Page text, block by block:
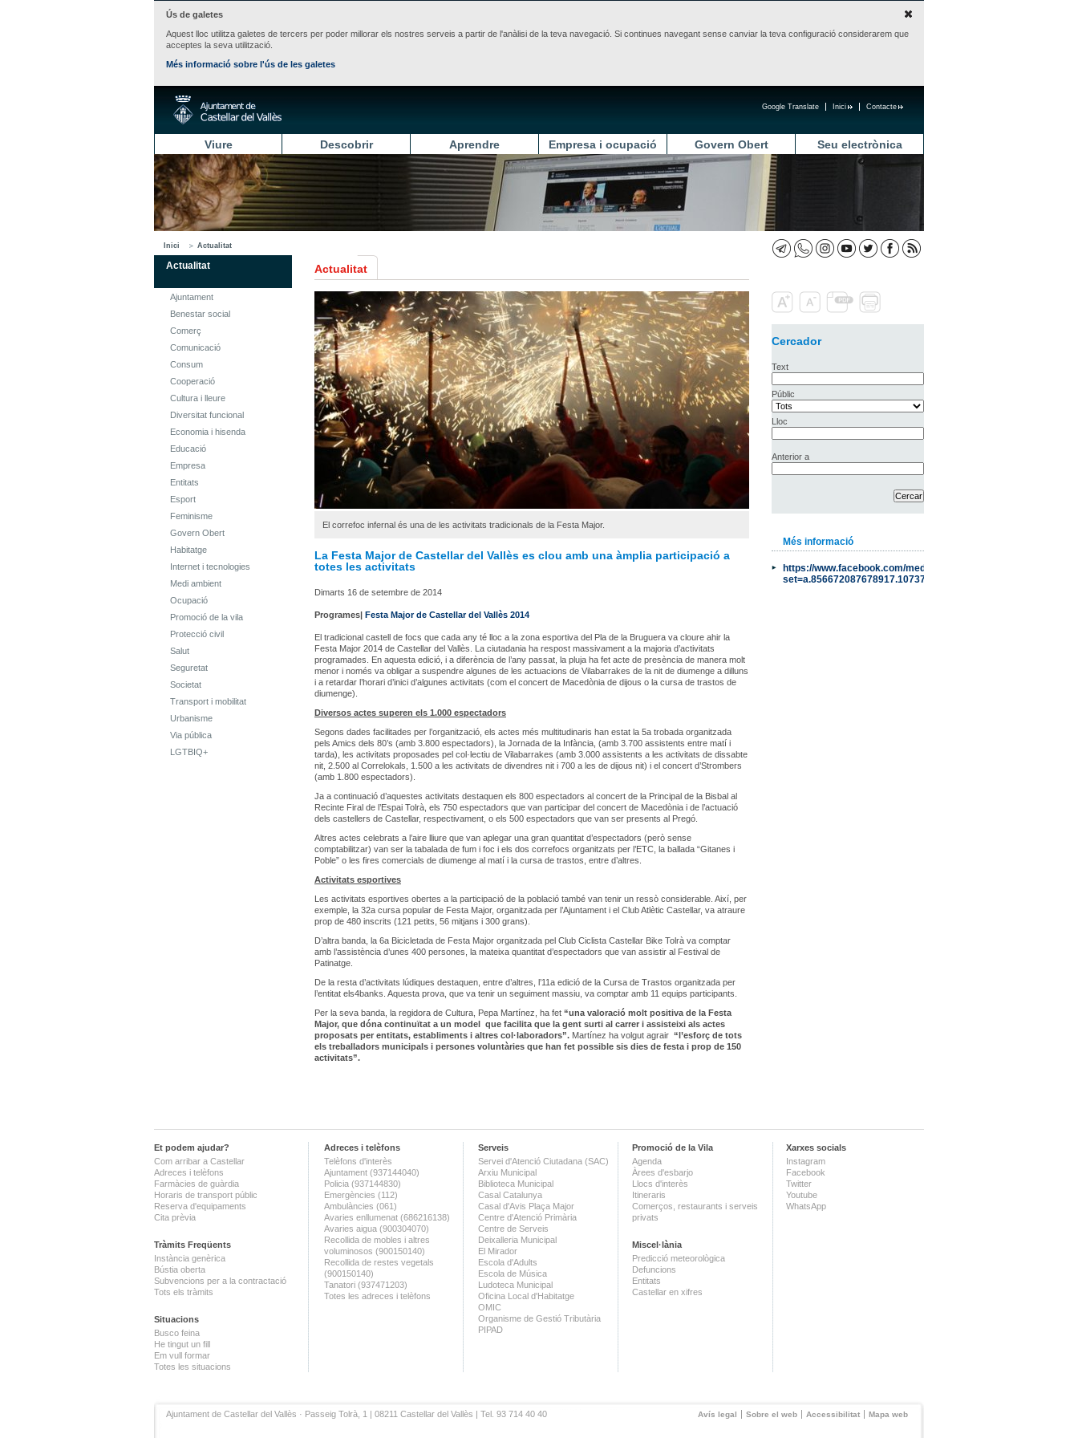
Ús de galetes
Aquest lloc utilitza galetes de tercers per poder millorar els nostres serveis a partir de l'anàlisi de la teva navegació. Si continues navegant sense canviar la teva configuració considerarem que
acceptes la seva utilització.
Més informació sobre l'ús de les galetes
Contacte
Inici
Google Translate
Viure Descobrir Aprendre Empresa i ocupació Govern Obert Seu electrònica
Inici Actualitat
Actualitat
Ajuntament
Benestar social
Comerç
Comunicació
Consum
Cooperació
Cultura i lleure
Diversitat funcional
Economia i hisenda
Educació
Empresa
Entitats
Esport
Feminisme
Govern Obert
Habitatge
Internet i tecnologies
Medi ambient
Ocupació
Promoció de la vila
Protecció civil
Salut
Seguretat
Societat
Transport i mobilitat
Urbanisme
Via pública
LGTBIQ+
Actualitat
El correfoc infernal és una de les activitats tradicionals de la Festa Major.
La Festa Major de Castellar del Vallès es clou amb una àmplia participació a
totes les activitats
Dimarts 16 de setembre de 2014
Programes| Festa Major de Castellar del Vallès 2014
El tradicional castell de focs que cada any té lloc a la zona esportiva del Pla de la Bruguera va cloure ahir la
Festa Major 2014 de Castellar del Vallès. La ciutadania ha respost massivament a la majoria d’activitats
programades. En aquesta edició, i a diferència de l’any passat, la pluja ha fet acte de presència de manera molt
menor i només va obligar a suspendre algunes de les actuacions de Vilabarrakes de la nit de diumenge a dilluns
i a retardar l’horari d’inici d’algunes activitats (com el concert de Macedònia de dijous o la cursa de trastos de
diumenge).
Diversos actes superen els 1.000 espectadors
Segons dades facilitades per l’organització, els actes més multitudinaris han estat la 5a trobada organitzada
pels Amics dels 80’s (amb 3.800 espectadors), la Jornada de la Infància, (amb 3.700 assistents entre matí i
tarda), les activitats proposades pel col·lectiu de Vilabarrakes (amb 3.000 assistents a les activitats de dissabte
nit, 2.500 al Correlokals, 1.500 a les activitats de divendres nit i 700 a les de dijous nit) i el concert d’Strombers
(amb 1.800 espectadors).
Ja a continuació d’aquestes activitats destaquen els 800 espectadors al concert de la Principal de la Bisbal al
Recinte Firal de l’Espai Tolrà, els 750 espectadors que van participar del concert de Macedònia i de l’actuació
dels castellers de Castellar, respectivament, o els 500 espectadors que van ser presents al Pregó.
Altres actes celebrats a l’aire lliure que van aplegar una gran quantitat d’espectadors (però sense
comptabilitzar) van ser la tabalada de fum i foc i els dos correfocs organitzats per l’ETC, la ballada “Gitanes i
Poble” o les fires comercials de diumenge al matí i la cursa de trastos, entre d’altres.
Activitats esportives
Les activitats esportives obertes a la participació de la població també van tenir un ressò considerable. Així, per
exemple, la 32a cursa popular de Festa Major, organitzada per l’Ajuntament i el Club Atlètic Castellar, va atraure
prop de 480 inscrits (121 petits, 56 mitjans i 300 grans).
D’altra banda, la 6a Bicicletada de Festa Major organitzada pel Club Ciclista Castellar Bike Tolrà va comptar
amb l’assistència d’unes 400 persones, la mateixa quantitat d’espectadors que van assistir al Festival de
Patinatge.
De la resta d’activitats lúdiques destaquen, entre d’altres, l’11a edició de la Cursa de Trastos organitzada per
l’entitat els4banks. Aquesta prova, que va tenir un seguiment massiu, va comptar amb 11 equips participants.
Per la seva banda, la regidora de Cultura, Pepa Martínez, ha fet “una valoració molt positiva de la Festa
Major, que dóna continuïtat a un model que facilita que la gent surti al carrer i assisteixi als actes
proposats per entitats, establiments i altres col·laboradors”. Martínez ha volgut agrair “l’esforç de tots
els treballadors municipals i persones voluntàries que han fet possible sis dies de festa i prop de 150
activitats”.
Cercador
Text
Públic
Lloc
Anterior a
Més informació
https://www.facebook.com/media/set/?
set=a.856672087678917.1073741837.571346409544821&type=1
Et podem ajudar?
Com arribar a Castellar
Adreces i telèfons
Farmàcies de guàrdia
Horaris de transport públic
Reserva d'equipaments
Cita prèvia
Tràmits Freqüents
Instància genèrica
Bústia oberta
Subvencions per a la contractació
Tots els tràmits
Situacions
Busco feina
He tingut un fill
Em vull formar
Totes les situacions
Adreces i telèfons
Telèfons d'interès
Ajuntament (937144040)
Policia (937144830)
Emergències (112)
Ambulàncies (061)
Avaries enllumenat (686216138)
Avaries aigua (900304070)
Recollida de mobles i altres
voluminosos (900150140)
Recollida de restes vegetals
(900150140)
Tanatori (937471203)
Totes les adreces i telèfons
Serveis
Servei d'Atenció Ciutadana (SAC)
Arxiu Municipal
Biblioteca Municipal
Casal Catalunya
Casal d'Avis Plaça Major
Centre d'Atenció Primària
Centre de Serveis
Deixalleria Municipal
El Mirador
Escola d'Adults
Escola de Música
Ludoteca Municipal
Oficina Local d'Habitatge
OMIC
Organisme de Gestió Tributària
PIPAD
Promoció de la Vila
Agenda
Àrees d'esbarjo
Llocs d'interès
Itineraris
Comerços, restaurants i serveis
privats
Miscel·lània
Predicció meteorològica
Defuncions
Entitats
Castellar en xifres
Xarxes socials
Instagram
Facebook
Twitter
Youtube
WhatsApp
Avís legal Sobre el web Accessibilitat Mapa web
Ajuntament de Castellar del Vallès · Passeig Tolrà, 1 | 08211 Castellar del Vallès | Tel. 93 714 40 40